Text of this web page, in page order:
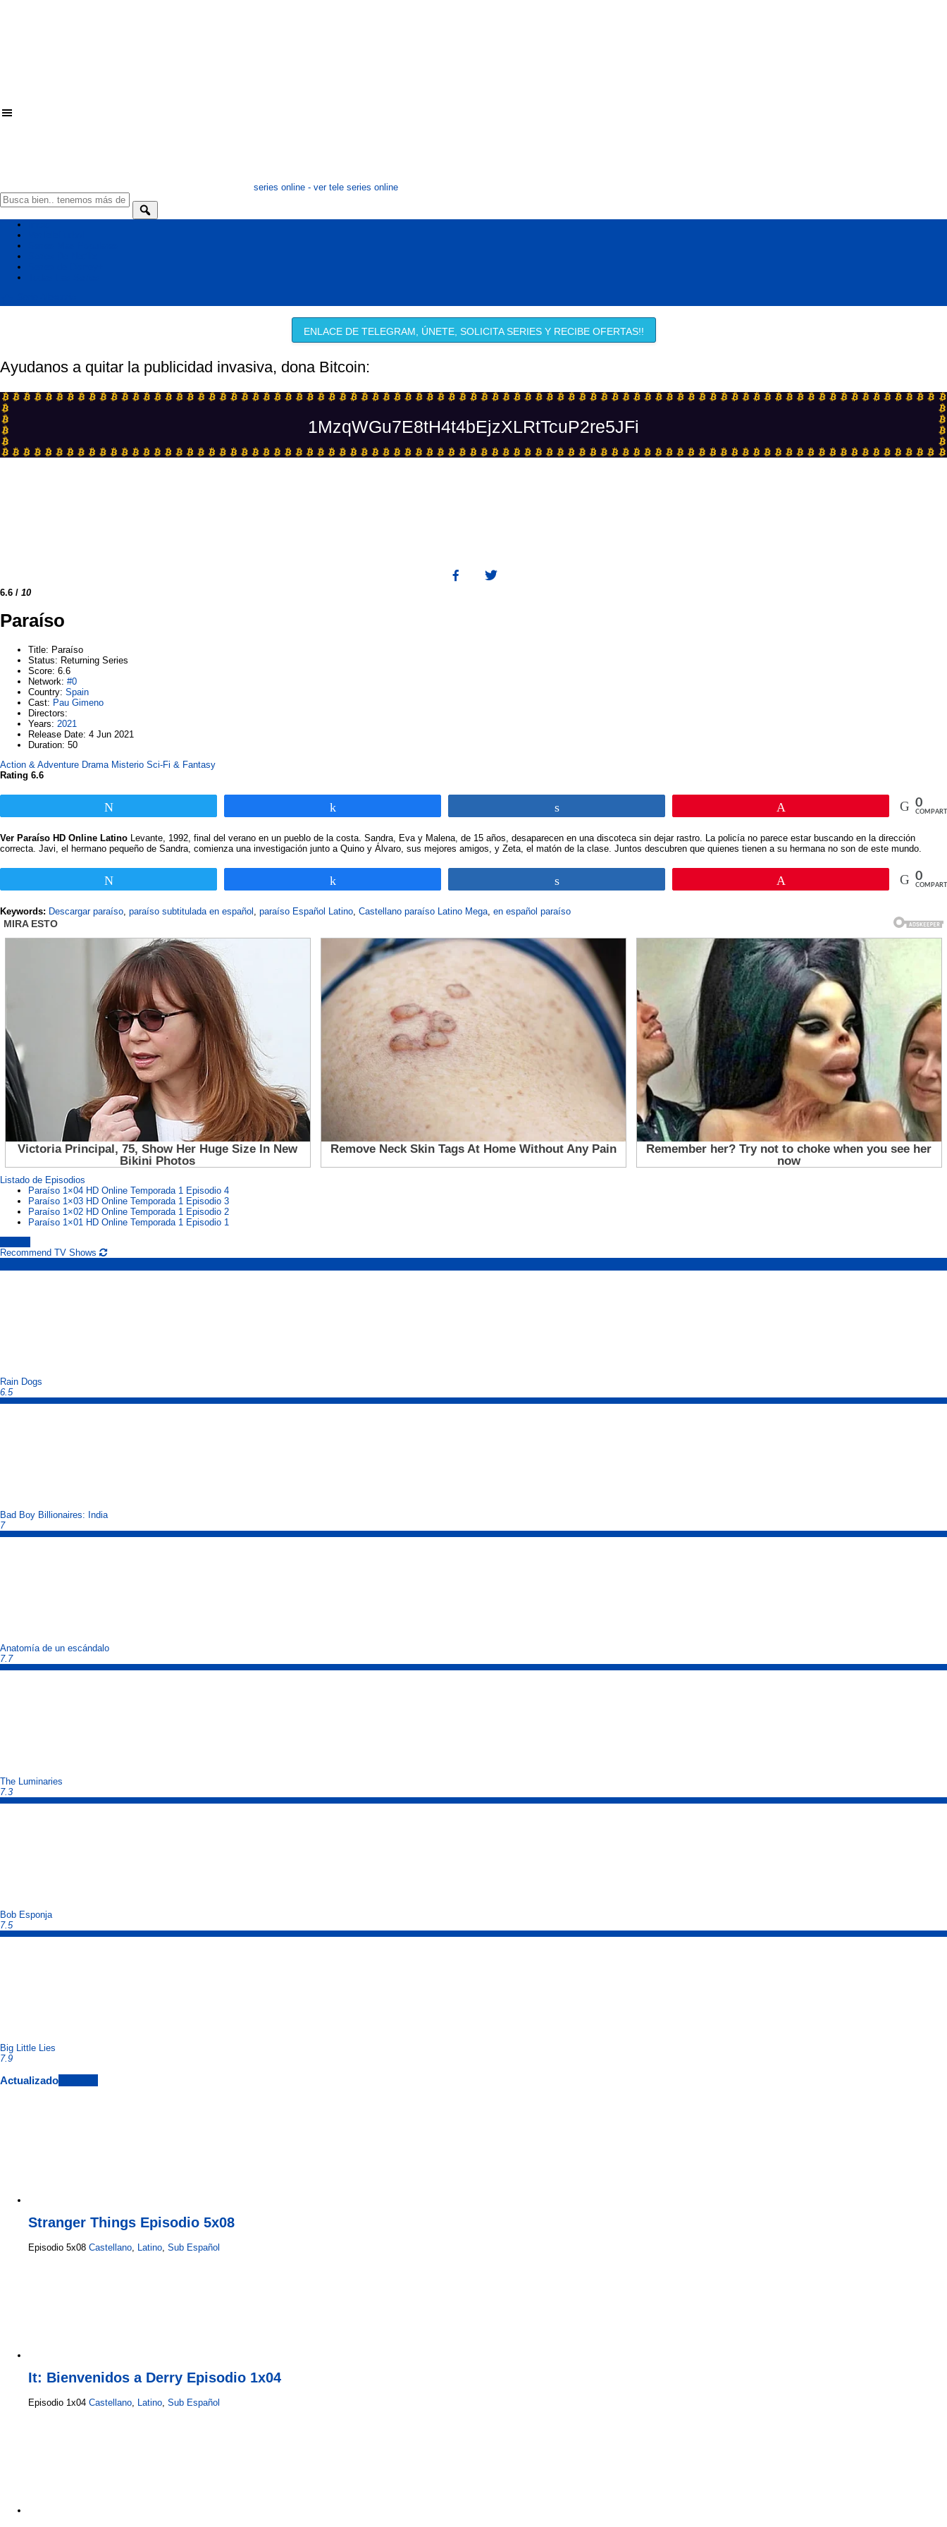
series online - ver tele series online
ENLACE DE TELEGRAM, ÚNETE, SOLICITA SERIES Y RECIBE OFERTAS!!
Ayudanos a quitar la publicidad invasiva, dona Bitcoin:
1MzqWGu7E8tH4t4bEjzXLRtTcuP2re5JFi
6.6 / 10
Paraíso
Title: Paraíso
Status: Returning Series
Score: 6.6
Network: #0
Country: Spain
Cast: Pau Gimeno
Directors:
Years: 2021
Release Date: 4 Jun 2021
Duration: 50
Action & Adventure Drama Misterio Sci-Fi & Fantasy
Rating 6.6
0
Ver Paraíso HD Online Latino
Levante, 1992, final del verano en un pueblo de la costa. Sandra, Eva y Malena, de 15 años, desaparecen en una discoteca sin dejar rastro. La policía no parece estar buscando en la dirección
correcta. Javi, el hermano pequeño de Sandra, comienza una investigación junto a Quino y Álvaro, sus mejores amigos, y Zeta, el matón de la clase. Juntos descubren que quienes tienen a su hermana no son de este mundo.
0
Keywords: Descargar paraíso paraíso subtitulada en español paraíso Español Latino Castellano paraíso Latino Mega en español paraíso
Listado de Episodios
Paraíso 1×04 HD Online Temporada 1 Episodio 4
Paraíso 1×03 HD Online Temporada 1 Episodio 3
Paraíso 1×02 HD Online Temporada 1 Episodio 2
Paraíso 1×01 HD Online Temporada 1 Episodio 1
Recommend TV Shows
Rain Dogs
6.5
Bad Boy Billionaires: India
7
Anatomía de un escándalo
7.7
The Luminaries
7.3
Bob Esponja
7.5
Big Little Lies
7.9
Actualizado
Stranger Things Episodio 5x08
Episodio 5x08 Castellano Latino Sub Español
It: Bienvenidos a Derry Episodio 1x04
Episodio 1x04 Castellano, Latino, Sub Español